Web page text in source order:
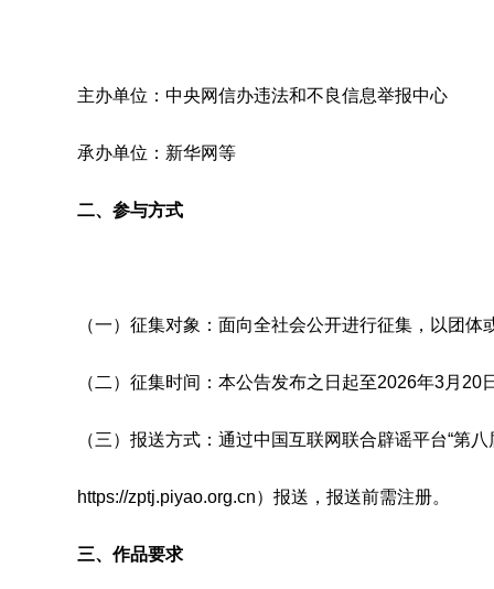
主办单位：中央网信办违法和不良信息举报中心
承办单位：新华网等
二、参与方式
（一）征集对象：面向全社会公开进行征集，以团体
（二）征集时间：本公告发布之日起至2026年3月20
（三）报送方式：通过中国互联网联合辟谣平台“第
https://zptj.piyao.org.cn）报送，报送前需注册。
三、作品要求